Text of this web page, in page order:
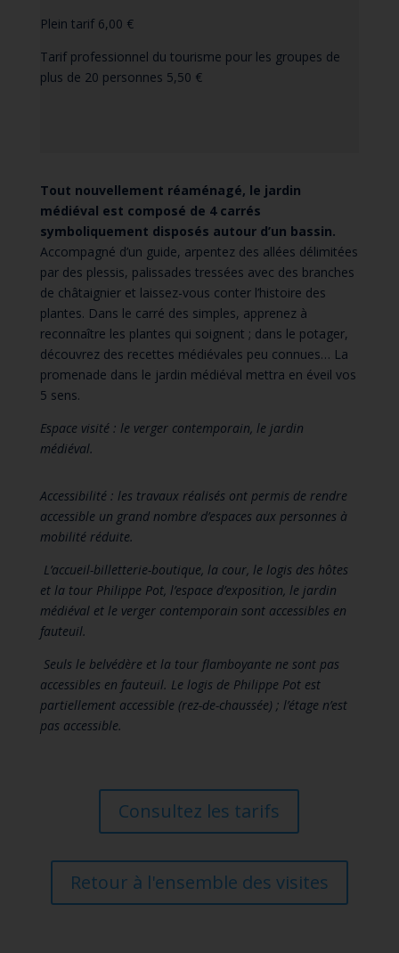
Plein tarif 6,00 €
Tarif professionnel du tourisme pour les groupes de
plus de 20 personnes 5,50 €
Tout nouvellement réaménagé, le jardin
médiéval est composé de 4 carrés
symboliquement disposés autour d’un bassin.
Accompagné d’un guide, arpentez des allées délimitées
par des plessis, palissades tressées avec des branches
de châtaignier et laissez-vous conter l’histoire des
plantes. Dans le carré des simples, apprenez à
reconnaître les plantes qui soignent ; dans le potager,
découvrez des recettes médiévales peu connues… La
promenade dans le jardin médiéval mettra en éveil vos
5 sens.
Espace visité : le verger contemporain, le jardin
médiéval.
Accessibilité : les travaux réalisés ont permis de rendre
accessible un grand nombre d’espaces aux personnes à
mobilité réduite.
L’accueil-billetterie-boutique, la cour, le logis des hôtes
et la tour Philippe Pot, l’espace d’exposition, le jardin
médiéval et le verger contemporain sont accessibles en
fauteuil.
Seuls le belvédère et la tour flamboyante ne sont pas
accessibles en fauteuil. Le logis de Philippe Pot est
partiellement accessible (rez-de-chaussée) ; l’étage n’est
pas accessible.
Consultez les tarifs
Retour à l'ensemble des visites